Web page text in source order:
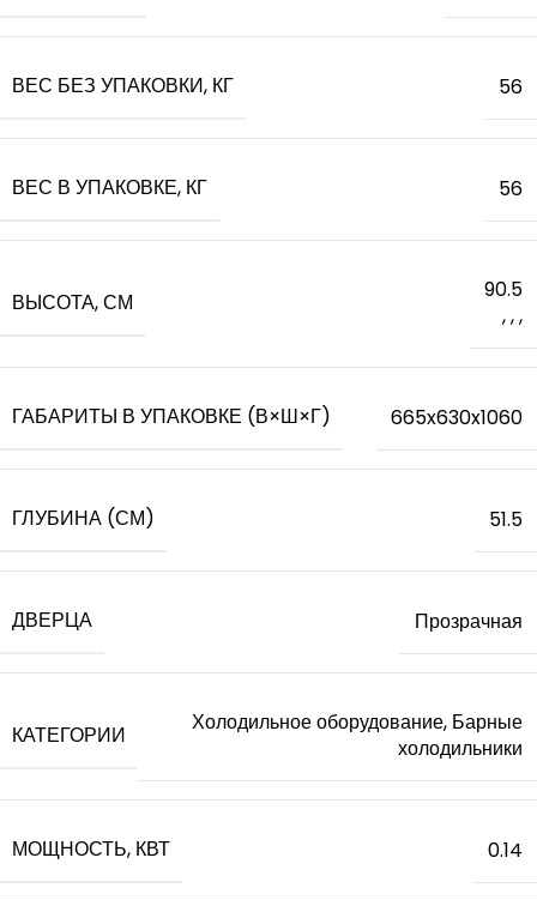
ВЕС БЕЗ УПАКОВКИ, КГ 56
ВЕС В УПАКОВКЕ, КГ 56
ВЫСОТА, СМ
90.5
,,,
ГАБАРИТЫ В УПАКОВКЕ (В×Ш×Г) 665x630x1060
ГЛУБИНА (СМ) 51.5
ДВЕРЦА Прозрачная
КАТЕГОРИИ
Холодильное оборудование, Барные
холодильники
МОЩНОСТЬ, КВТ 0.14